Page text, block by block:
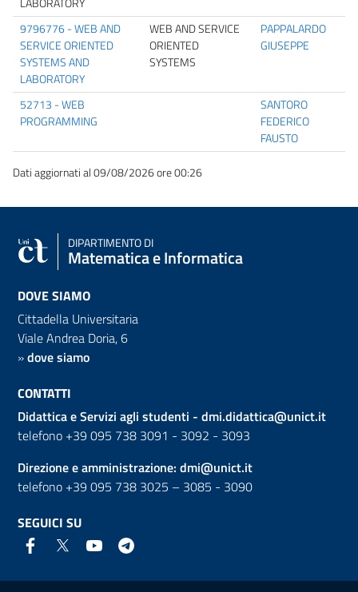
9796776 - WEB AND
SERVICE ORIENTED
SYSTEMS AND
LABORATORY
WEB AND SERVICE
ORIENTED
SYSTEMS
PAPPALARDO
GIUSEPPE
52713 - WEB
PROGRAMMING
SANTORO
FEDERICO
FAUSTO
Dati aggiornati al 09/08/2026 ore 00:26
DIPARTIMENTO DI
Matematica e Informatica
DOVE SIAMO
Cittadella Universitaria
Viale Andrea Doria, 6
»dove siamo
CONTATTI
Didattica e Servizi agli studenti - dmi.didattica@unict.it
telefono +39 095 738 3091 - 3092 - 3093
Direzione e amministrazione: dmi@unict.it
telefono +39 095 738 3025 – 3085 - 3090
SEGUICI SU